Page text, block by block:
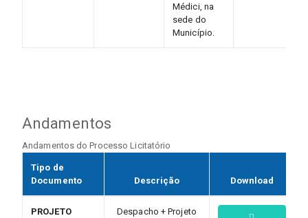
Médici, na
sede do
Município.
Andamentos
Andamentos do Processo Licitatório
Tipo de
Documento
Descrição Download
PROJETO
Despacho + Projeto